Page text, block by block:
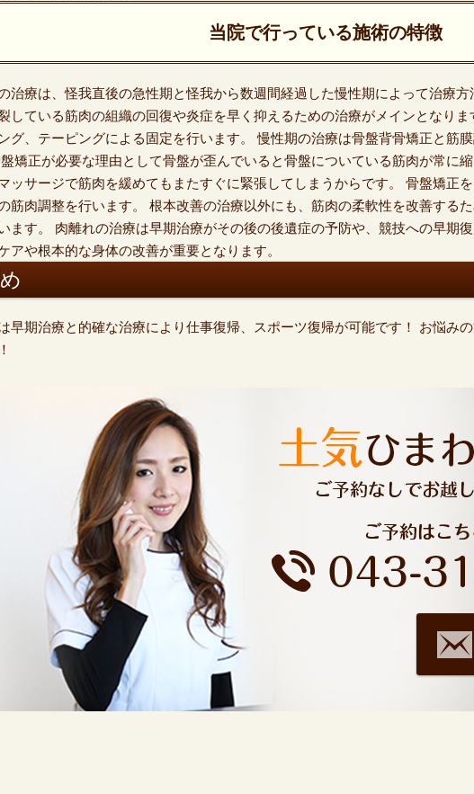
当院で行っている施術の特徴
治療は、怪我直後の急性期と怪我から数週間経過した慢性期によって治療
している筋肉の組織の回復や炎症を早く抑えるための治療がメインとなりま
グ、テーピングによる固定を行います。 慢性期の治療は骨盤背骨矯正と筋
矯正が必要な理由として骨盤が歪んでいると骨盤についている筋肉が常に
ッサージで筋肉を緩めてもまたすぐに緊張してしまうからです。 骨盤矯正
筋肉調整を行います。 根本改善の治療以外にも、筋肉の柔軟性を改善する
ます。 肉離れの治療は早期治療がその後の後遺症の予防や、競技への早期
アや根本的な身体の改善が重要となります。
早期治療と的確な治療により仕事復帰、スポーツ復帰が可能です！ お悩み